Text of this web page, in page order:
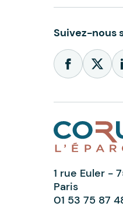
Suivez-nous
1 rue Euler -
Paris
01 53 75 87